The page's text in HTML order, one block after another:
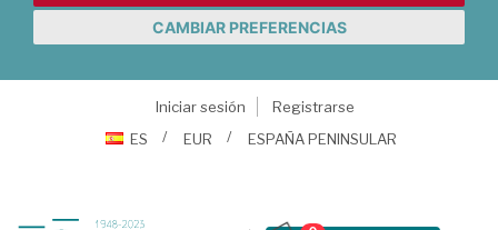
CAMBIAR PREFERENCIAS
Iniciar sesión
Registrarse
ES
EUR ESPAÑA PENINSULAR